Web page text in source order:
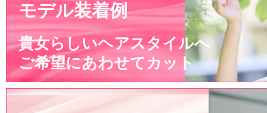
モデル装着例
貴女らしいヘアスタイルへ
ご希望にあわせてカット